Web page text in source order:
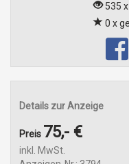
535
0 x
Details zur Anzeige
Preis 75,- €
inkl. MwSt.